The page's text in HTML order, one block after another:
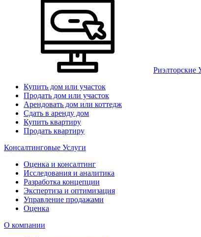
Риэлторские
Купить дом или участок
Продать дом или участок
Арендовать дом или коттедж
Сдать в аренду дом
Купить квартиру
Продать квартиру
Консалтинговые Услуги
Оценка и консалтинг
Исследования и аналитика
Разработка концепции
Экспертиза и оптимизация
Управление продажами
Оценка
О компании